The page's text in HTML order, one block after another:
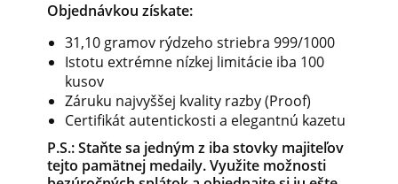
Objednávkou získate:
31,10 gramov rýdzeho striebra 999/1000
Istotu extrémne nízkej limitácie iba 100
kusov
Záruku najvyššej kvality razby (Proof)
Certifikát autentickosti a elegantnú kazetu
P.S.: Staňte sa jedným z iba stovky majiteľov
tejto pamätnej medaily. Využite možnosti